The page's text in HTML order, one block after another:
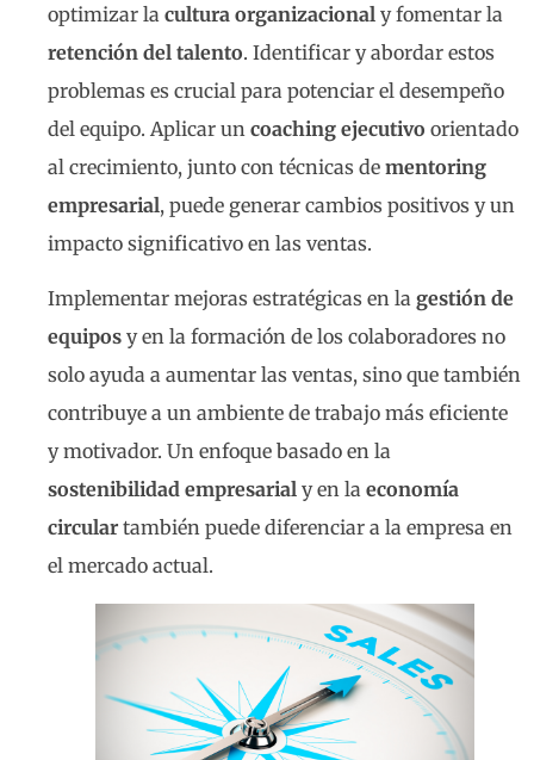
optimizar la cultura organizacional y fomentar la
retención del talento. Identificar y abordar estos
problemas es crucial para potenciar el desempeño
del equipo. Aplicar un coaching ejecutivo orientado
al crecimiento, junto con técnicas de mentoring
empresarial, puede generar cambios positivos y un
impacto significativo en las ventas.
Implementar mejoras estratégicas en la gestión de
equipos y en la formación de los colaboradores no
solo ayuda a aumentar las ventas, sino que también
contribuye a un ambiente de trabajo más eficiente
y motivador. Un enfoque basado en la
sostenibilidad empresarial y en la economía
circular también puede diferenciar a la empresa en
el mercado actual.